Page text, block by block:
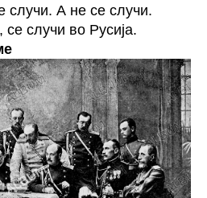
случи. А не се случи.
се случи во Русија.